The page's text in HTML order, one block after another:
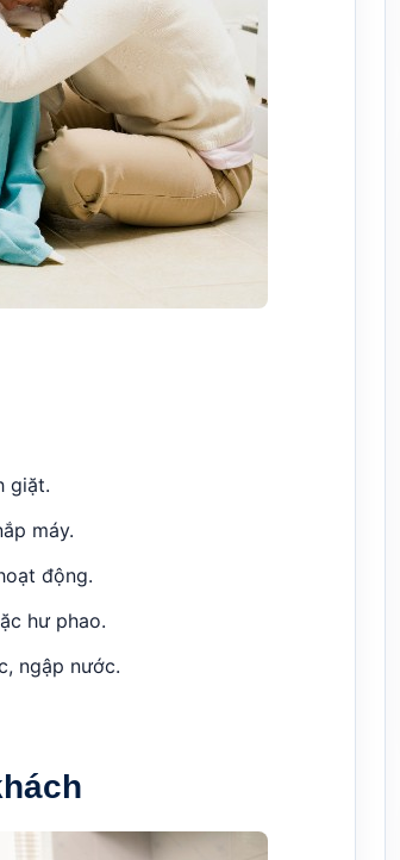
giặt.
máy.
động.
hư phao.
ngập nước.